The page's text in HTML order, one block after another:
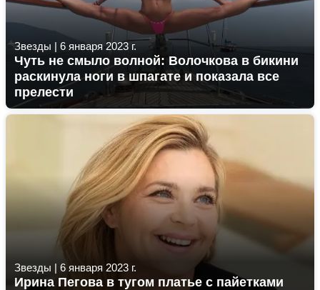
Звезды | 6 января 2023 г.
Чуть не смыло волной: Волочкова в бикини
раскинула ноги в шпагате и показала все
прелести
Звезды | 6 января 2023 г.
Ирина Пегова в тугом платье с пайетками